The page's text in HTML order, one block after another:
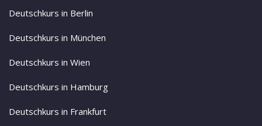
Deutschkurs in Berlin
Deutschkurs in München
Deutschkurs in Wien
Deutschkurs in Hamburg
Deutschkurs in Frankfurt